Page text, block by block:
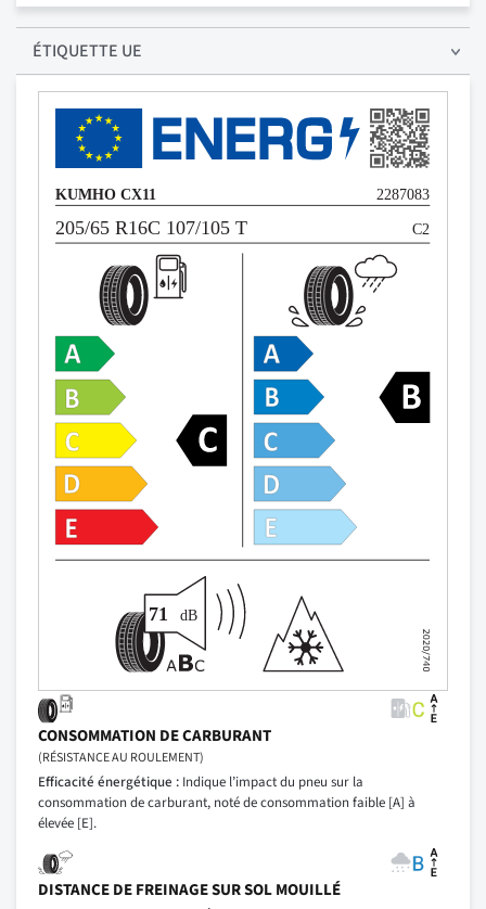
ÉTIQUETTE UE
CONSOMMATION DE CARBURANT
(RÉSISTANCE AU ROULEMENT)
Efficacité énergétique : Indique l’impact du pneu sur la
consommation de carburant, noté de consommation faible [A] à
élevée [E].
DISTANCE DE FREINAGE SUR SOL MOUILLÉ